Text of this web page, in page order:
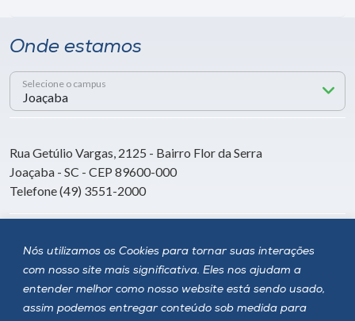
Nós utilizamos os Cookies para tornar suas interações
com nosso site mais significativa. Eles nos ajudam a
entender melhor como nosso website está sendo usado,
assim podemos entregar conteúdo sob medida para
Onde estamos
Selecione o campus
Rua Getúlio Vargas, 2125 - Bairro Flor da Serra
Joaçaba - SC - CEP 89600-000
Telefone (49) 3551-2000
Siga a Unoesc